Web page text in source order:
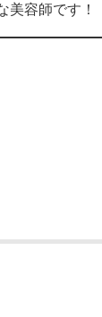
美容師です！